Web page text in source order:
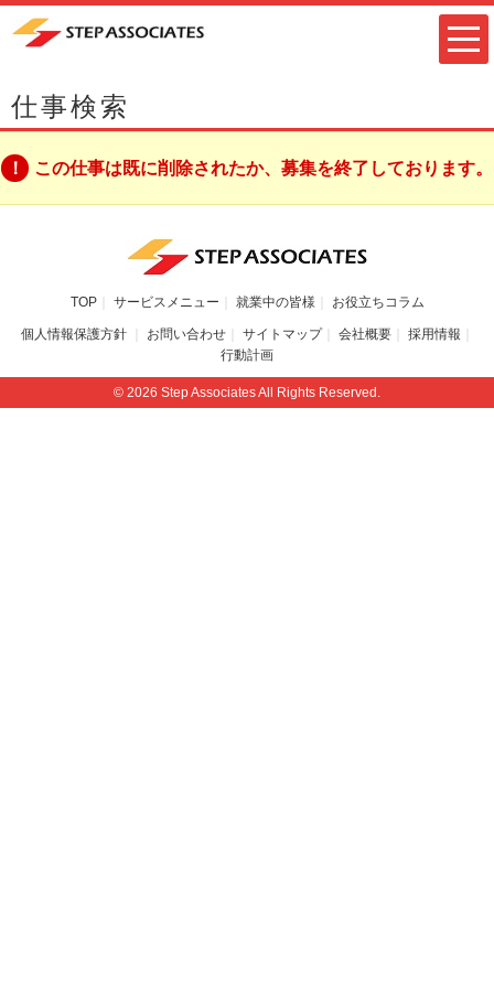
仕事検索
この仕事は既に削除されたか、募集を終了しております。
TOP サービスメニュー 就業中の皆様 お役立ちコラム
個人情報保護方針 お問い合わせ サイトマップ 会社概要
採用情報
行動計画
© 2026 Step Associates All Rights Reserved.